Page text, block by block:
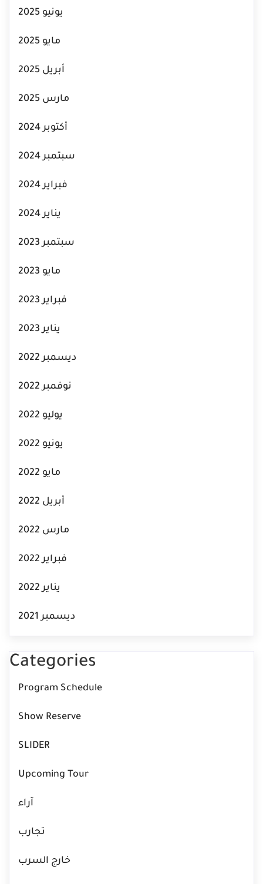
يونيو 2025
مايو 2025
أبريل 2025
مارس 2025
أكتوبر 2024
سبتمبر 2024
فبراير 2024
يناير 2024
سبتمبر 2023
مايو 2023
فبراير 2023
يناير 2023
ديسمبر 2022
نوفمبر 2022
يوليو 2022
يونيو 2022
مايو 2022
أبريل 2022
مارس 2022
فبراير 2022
يناير 2022
ديسمبر 2021
Categories
Program Schedule
Show Reserve
SLIDER
Upcoming Tour
آراء
تجارب
خارج السرب